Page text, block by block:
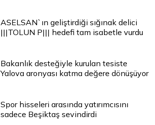
ASELSAN`ın geliştirdiği sığınak delici
|||TOLUN P||| hedefi tam isabetle vurdu
Bakanlık desteğiyle kurulan tesiste
Yalova aronyası katma değere dönüşüyor
Spor hisseleri arasında yatırımcısını
sadece Beşiktaş sevindirdi